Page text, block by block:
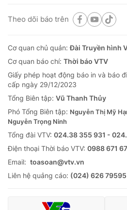
Theo dõi báo trên
Cơ quan chủ quản:Đài Truyền hình
Cơ quan báo chí: Thời báo VTV
Giấy phép hoạt động báo in và báo
cấp ngày 29/12/2023
Tổng Biên tập: Vũ Thanh Thủy
Phó Tổng Biên tập: Nguyễn Thị Mỹ
Nguyễn Trọng Ninh
Tổng đài VTV: 024.38 355 931 -
Ðiện thoại Thời báo VTV: 0988 671
Email: toasoan@vtv.vn
Liên hệ quảng cáo: (024) 626 79595